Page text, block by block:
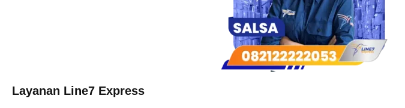
Layanan Line7 Express